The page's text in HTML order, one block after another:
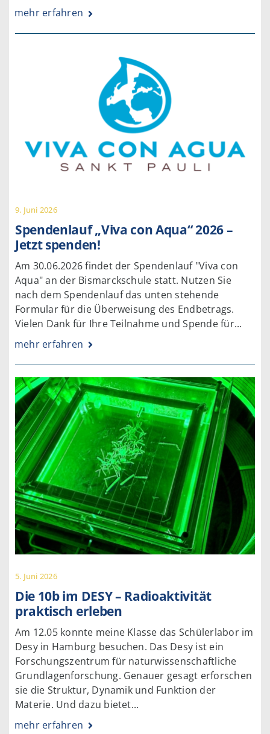
mehr erfahren
9. Juni 2026
Spendenlauf „Viva con Aqua“ 2026 –
Jetzt spenden!
Am 30.06.2026 findet der Spendenlauf "Viva con
Aqua" an der Bismarckschule statt. Nutzen Sie
nach dem Spendenlauf das unten stehende
Formular für die Überweisung des Endbetrags.
Vielen Dank für Ihre Teilnahme und Spende für...
mehr erfahren
5. Juni 2026
Die 10b im DESY – Radioaktivität
praktisch erleben
Am 12.05 konnte meine Klasse das Schülerlabor im
Desy in Hamburg besuchen. Das Desy ist ein
Forschungszentrum für naturwissenschaftliche
Grundlagenforschung. Genauer gesagt erforschen
sie die Struktur, Dynamik und Funktion der
Materie. Und dazu bietet...
mehr erfahren